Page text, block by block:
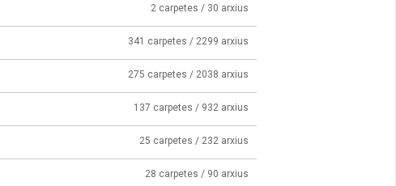
2 carpetes / 30 arxius
341 carpetes / 2299 arxius
275 carpetes / 2038 arxius
137 carpetes / 932 arxius
25 carpetes / 232 arxius
28 carpetes / 90 arxius